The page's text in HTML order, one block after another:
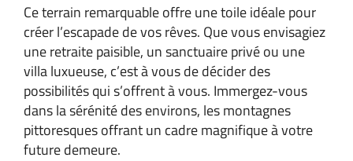
Ce terrain remarquable offre une toile idéale pour
créer l’escapade de vos rêves. Que vous envisagiez
une retraite paisible, un sanctuaire privé ou une
villa luxueuse, c’est à vous de décider des
possibilités qui s’offrent à vous. Immergez-vous
dans la sérénité des environs, les montagnes
pittoresques offrant un cadre magnifique à votre
future demeure.